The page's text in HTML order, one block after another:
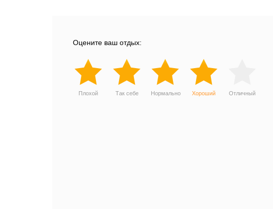
Оцените ваш отдых:
Плохой Так себе Нормально Хороший Отличный